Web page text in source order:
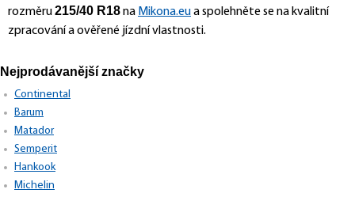
rozměru215/40 R18na Mikona.eua spolehněte se na kvalitní
zpracování a ověřené jízdní vlastnosti.
Nejprodávanější značky
Continental
Barum
Matador
Semperit
Hankook
Michelin